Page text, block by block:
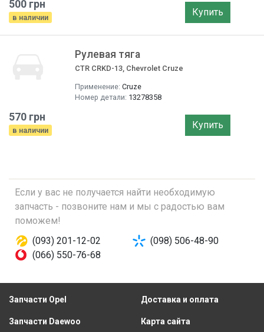
500 грн
в наличии Купить
Рулевая тяга
CTR CRKD-13, Chevrolet Cruze
Применение: Cruze
Номер детали: 13278358
570 грн
в наличии Купить
Если у вас не получается найти необходимую
запчасть - позвоните нам и мы с радостью вам
поможем!
(093) 201-12-02
(098) 506-48-90
(066) 550-76-68
Запчасти Opel
Запчасти Daewoo
Доставка и оплата
Карта сайта